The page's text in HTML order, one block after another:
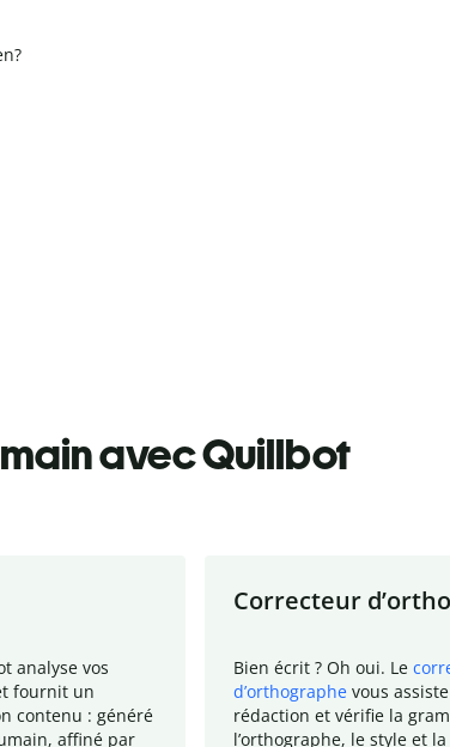
avec Quillbot
analyse vos
fournit un
contenu : généré
affiné par
Correcteur d’
Bien écrit ? Oh oui. Le
d’orthographe vous
rédaction et vérifie la
l’orthographe, le style et